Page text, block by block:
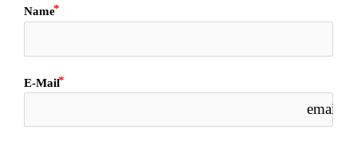
Name
E-Mail
email